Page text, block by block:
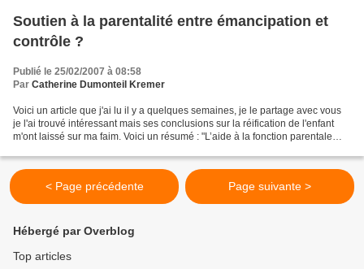
Soutien à la parentalité entre émancipation et
contrôle ?
Publié le 25/02/2007 à 08:58
Par Catherine Dumonteil Kremer
Voici un article que j'ai lu il y a quelques semaines, je le partage avec vous
je l'ai trouvé intéressant mais ses conclusions sur la réification de l'enfant
m'ont laissé sur ma faim. Voici un résumé : "L’aide à la fonction parentale
< Page précédente Page suivante >
Hébergé par Overblog
Top articles